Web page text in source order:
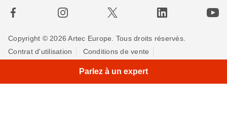
Copyright © 2026 Artec Europe. Tous droits réservés.
Contrat d'utilisation
Conditions de vente
Parlez à un expert